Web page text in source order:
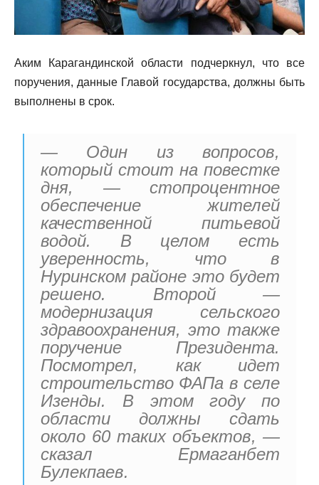
Аким Карагандинской области подчеркнул, что все
поручения, данные Главой государства, должны быть
выполнены в срок.
— Один из вопросов,
который стоит на повестке
дня, — стопроцентное
обеспечение жителей
качественной питьевой
водой. В целом есть
уверенность, что в
Нуринском районе это будет
решено. Второй —
модернизация сельского
здравоохранения, это также
поручение Президента.
Посмотрел, как идет
строительство ФАПа в селе
Изенды. В этом году по
области должны сдать
около 60 таких объектов, —
сказал Ермаганбет
Булекпаев.